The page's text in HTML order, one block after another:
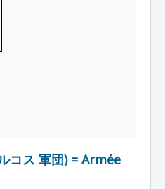
コス 軍団) = Armée